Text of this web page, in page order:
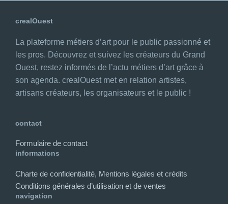
crealOuest
La plateforme métiers d’art pour le public passionné et
les pros. Découvrez et suivez les créateurs du Grand
Ouest, restez informés de l’actu métiers d’art grâce à
son agenda. crealOuest met en relation artistes,
artisans créateurs, les organisateurs et le public !
contact
Formulaire de contact
informations
Charte de confidentialité, Mentions légales et crédits
Conditions générales d’utilisation et de ventes
navigation